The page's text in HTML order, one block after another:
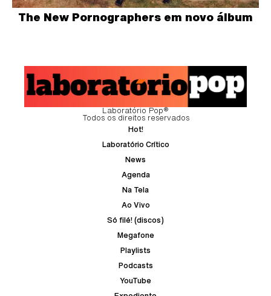
The New Pornographers em novo álbum
Laboratório Pop®
Todos os direitos reservados
Hot!
Laboratório Crítico
News
Agenda
Na Tela
Ao Vivo
Só filé! (discos)
Megafone
Playlists
Podcasts
YouTube